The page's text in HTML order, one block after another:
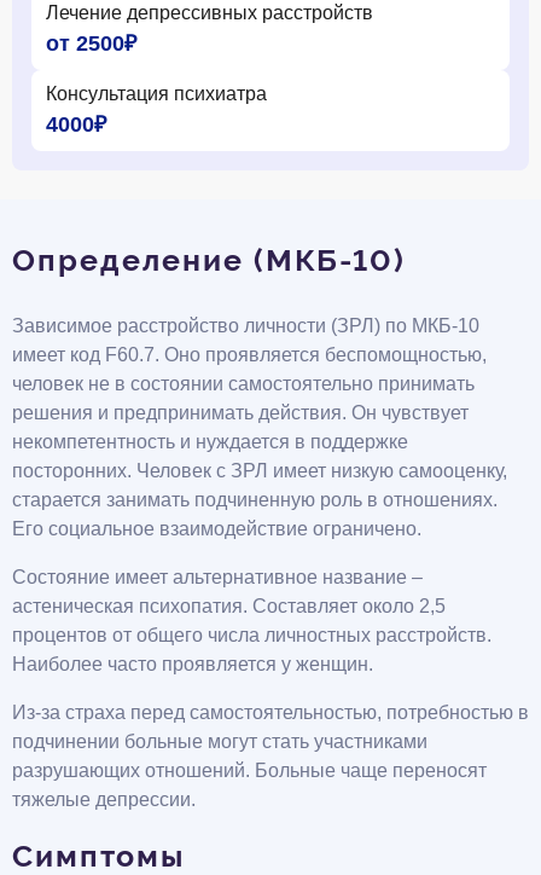
Лечение депрессивных расстройств
от 2500₽
Консультация психиатра
4000₽
Определение (МКБ-10)
Зависимое расстройство личности (ЗРЛ) по МКБ-10
имеет код F60.7. Оно проявляется беспомощностью,
человек не в состоянии самостоятельно принимать
решения и предпринимать действия. Он чувствует
некомпетентность и нуждается в поддержке
посторонних. Человек с ЗРЛ имеет низкую самооценку,
старается занимать подчиненную роль в отношениях.
Его социальное взаимодействие ограничено.
Состояние имеет альтернативное название –
астеническая психопатия. Составляет около 2,5
процентов от общего числа личностных расстройств.
Наиболее часто проявляется у женщин.
Из-за страха перед самостоятельностью, потребностью в
подчинении больные могут стать участниками
разрушающих отношений. Больные чаще переносят
тяжелые депрессии.
Симптомы